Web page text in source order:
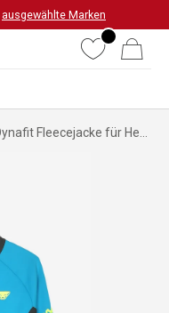
ausgewählte Marken
WunschlisteWarenkorb